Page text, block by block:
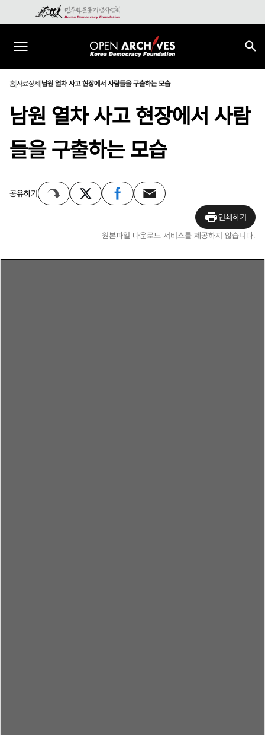
홈사료상세 남원 열차 사고 현장에서 사람들을 구출하는 모습
남원 열차 사고 현장에서 사람
들을 구출하는 모습
공유하기
인쇄하기
원본파일 다운로드 서비스를 제공하지 않습니다.